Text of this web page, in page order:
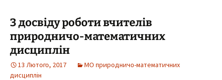
З досвіду роботи вчителів
природничо-математичних
дисциплін
13 Лютого, 2017
МО природничо-математичних
дисциплін